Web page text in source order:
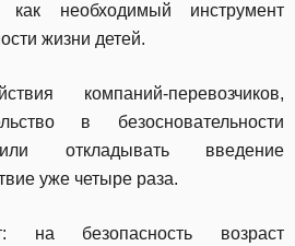
необходимый инструмент
жизни детей.
компаний-перевозчиков,
в безосновательности
откладывать введение
уже четыре раза.
на безопасность возраст